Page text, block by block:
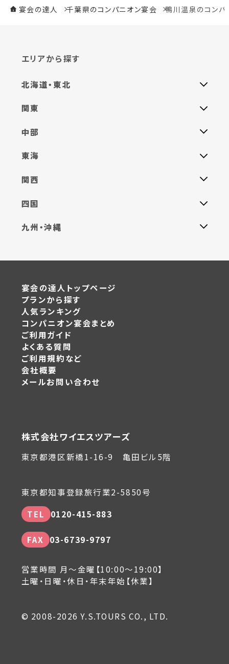
宴会の達人 千葉県のコンパニオン宴会 鴨川温泉のコンパ
エリアから探す
北海道・東北
関東
中部
東海
関西
四国
九州・沖縄
宴会の達人トップページ
プランから探す
人気ランキング
コンパニオン宴会まとめ
ご利用ガイド
よくある質問
ご利用規約など
会社概要
メールお問い合わせ
株式会社ワイエスツアーズ
東京都港区新橋1-16-9 亀田ビル5階
東京都知事登録旅行業2-5850号
TEL
0120-415-883
FAX 03-6739-9797
営業時間 月～金曜【10:00～19:00】
土曜・日曜・休日・年末年始【休業】
© 2008-2026 Y.S.TOURS CO., LTD.